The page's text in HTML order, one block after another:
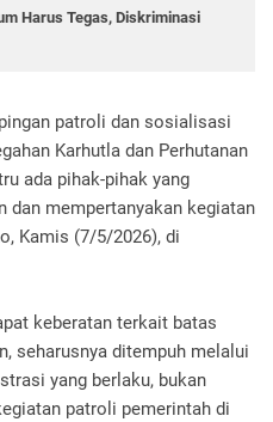
Harus Tegas, Diskriminasi
patroli dan sosialisasi
Karhutla dan Perhutanan
ada pihak-pihak yang
dan mempertanyakan kegiatan
Kamis (7/5/2026), di
keberatan terkait batas
seharusnya ditempuh melalui
yang berlaku, bukan
patroli pemerintah di